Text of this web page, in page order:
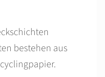
bestehen aus